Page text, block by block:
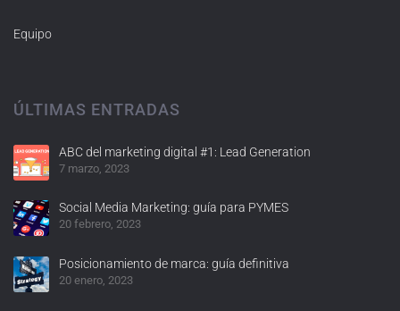
Equipo
ÚLTIMAS ENTRADAS
ABC del marketing digital #1: Lead Generation
7 marzo, 2023
Social Media Marketing: guía para PYMES
20 febrero, 2023
Posicionamiento de marca: guía definitiva
20 enero, 2023